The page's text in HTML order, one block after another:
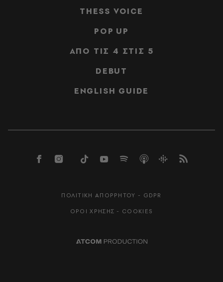
THESS VOICE
POP UP
ΑΠΟ ΤΙΣ 4 ΣΤΙΣ 5
DEBUT
ENGLISH GUIDE
ΠΟΛΙΤΙΚΗ ΑΠΟΡΡΗΤΟΥ - GDPR
ΟΡΟΙ ΧΡΗΣΗΣ - COOKIES